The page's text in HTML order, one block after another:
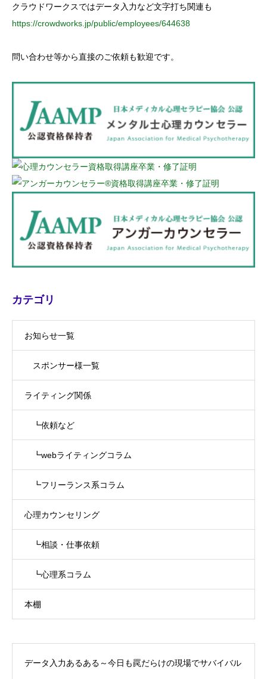
クラウドワークスではデータ入力など文字打ち関連も
https://crowdworks.jp/public/employees/644638
問い合わせ等から直接のご依頼も歓迎です。
カテゴリ
お知らせ一覧
スポンサー様一覧
ライティング関係
┗依頼など
┗webライティングコラム
┗フリーランス系コラム
心理カウンセリング
┗相談・仕事依頼
┗心理系コラム
本棚
データ入力あるある～今日も罠だらけの現場でサバイバル